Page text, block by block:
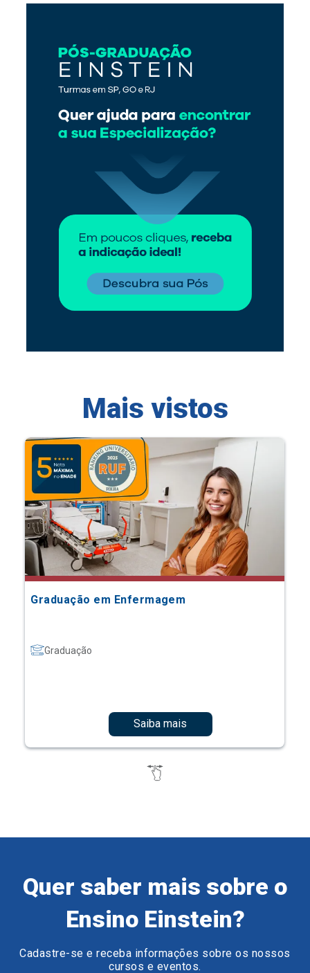
Mais vistos
Graduação em Enfermagem
Graduação
Saiba mais
Quer saber mais sobre o
Ensino Einstein?
Cadastre-se e receba informações sobre os nossos
cursos e eventos.